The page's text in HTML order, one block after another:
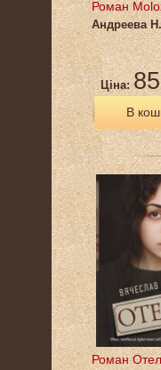
Роман
Андреева Н.
Ціна:
В
Роман